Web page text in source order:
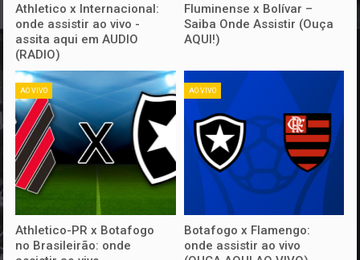
Athletico x Internacional:
onde assistir ao vivo -
assita aqui em AUDIO
(RADIO)
Fluminense x Bolívar –
Saiba Onde Assistir (Ouça
AQUI!)
AO VIVO
Athletico-PR x Botafogo
no Brasileirão: onde
AO VIVO
Botafogo x Flamengo:
onde assistir ao vivo